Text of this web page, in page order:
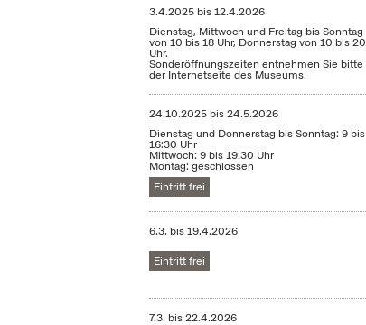
3.4.2025 bis12.4.2026
Dienstag, Mittwoch und Freitag bis Sonntag
von 10 bis 18 Uhr, Donnerstag von 10 bis 20
Uhr.
Sonderöffnungszeiten entnehmen Sie bitte
der Internetseite des Museums.
24.10.2025 bis24.5.2026
Dienstag und Donnerstag bis Sonntag: 9 bis
16:30 Uhr
Mittwoch: 9 bis 19:30 Uhr
Montag: geschlossen
Eintritt frei
6.3. bis19.4.2026
Eintritt frei
7.3. bis22.4.2026